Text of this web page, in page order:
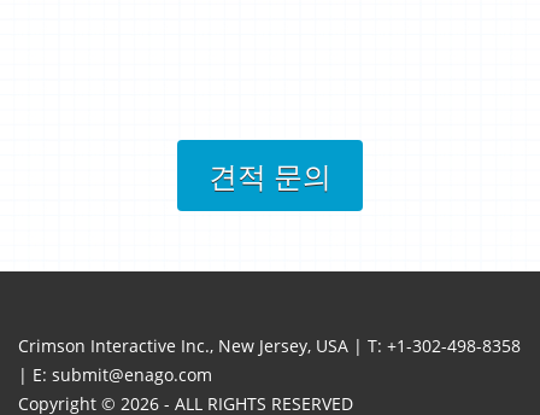
견적 문의
Crimson Interactive Inc., New Jersey, USA | T: +1-302-498-8358
| E: submit@enago.com
Copyright © 2026 - ALL RIGHTS RESERVED